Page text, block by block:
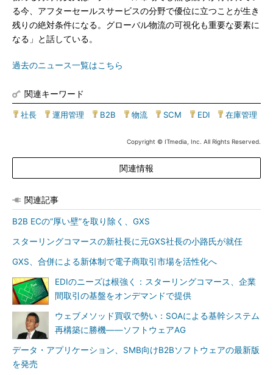
る今、アフターセールスサービスの分野で優位に立つことが生き
残りの絶対条件になる。グローバル物流の可視化も重要な要素に
なる」と話している。
過去のニュース一覧はこちら
関連キーワード
社長 運用管理 B2B 物流 SCM EDI 在庫管理
Copyright © ITmedia, Inc. All Rights Reserved.
関連情報
関連記事
B2B ECの“厚い壁”を取り除く、GXS
スターリングコマースの新社長に元GXS社長の小路氏が就任
GXS、合併による新体制で電子商取引市場を活性化へ
EDIのニーズは根強く：スターリングコマース、企業
間取引の基盤をオンデマンドで提供
ウェブメソッド買収で勢い：SOAによる基幹システム
再構築に勝機――ソフトウェアAG
データ・アプリケーション、SMB向けB2Bソフトウェアの最新版
を発売